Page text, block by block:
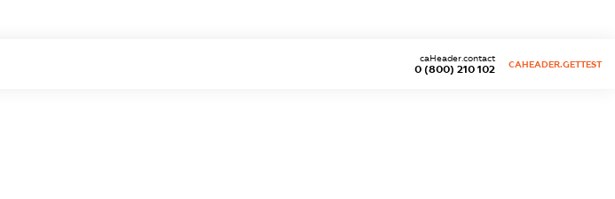
0 (800) 210 102
caHeader.contact
CAHEADER.GETTEST